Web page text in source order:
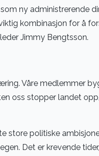
ny administrerende
kombinasjon for å
Jimmy Bengtsson.
Våre medlemmer
oss stopper landet opp,
store politiske
Det er krevende